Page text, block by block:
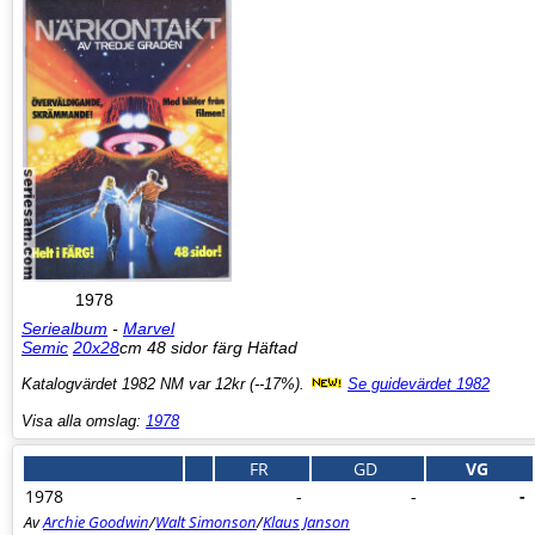
1978
Seriealbum - Marvel
Semic 20x28cm 48 sidor färg Häftad
Katalogvärdet 1982 NM var 12kr (--17%). Se guidevärdet 1982
Visa alla omslag: 1978
FR GD VG
1978
- - -
AvArchie Goodwin/Walt Simonson/Klaus Janson